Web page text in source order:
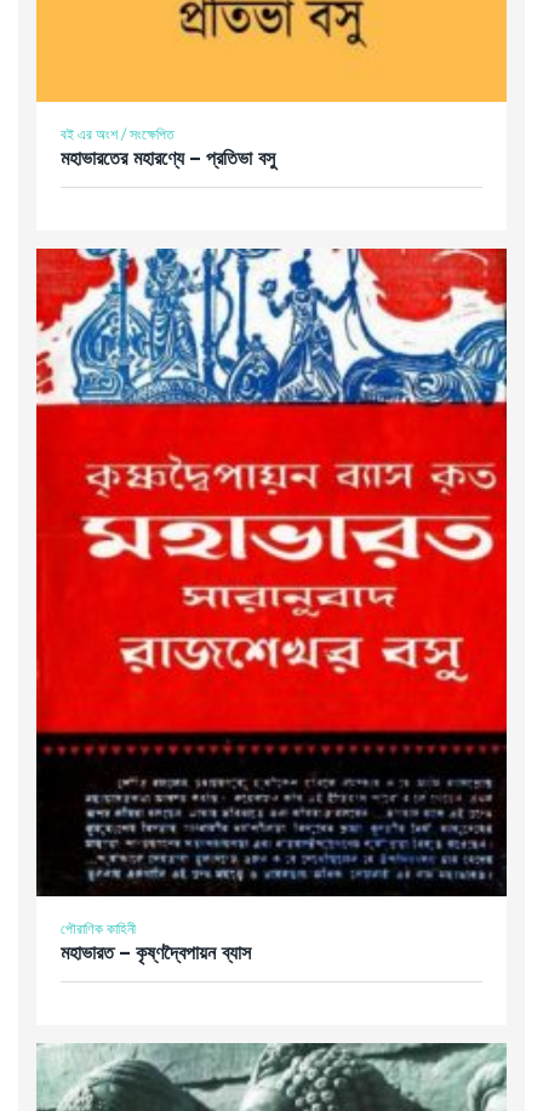
বই এর অংশ / সংক্ষেপিত
মহাভারতের মহারণ্যে – প্রতিভা বসু
পৌরাণিক কাহিনী
মহাভারত – কৃষ্ণদ্বৈপায়ন ব্যাস